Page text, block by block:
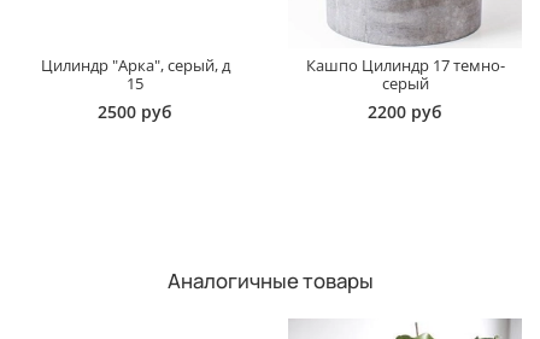
Цилиндр "Арка", серый, д
15
2500 руб
Кашпо Цилиндр 17 темно-
серый
2200 руб
Аналогичные товары